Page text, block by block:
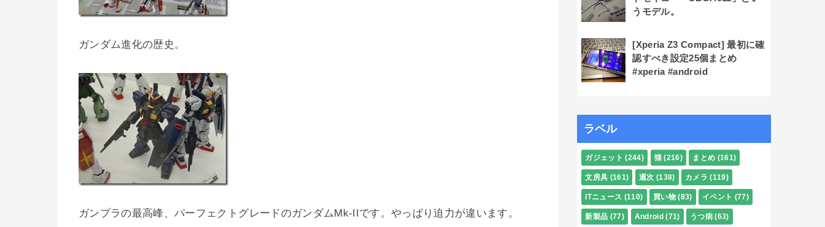
ガンダム進化の歴史。
ガンプラの最高峰、パーフェクトグレードのガンダムMk-IIです。やっぱり迫力が違います。
うモデル。
[Xperia Z3 Compact] 最初に確
認すべき設定25個まとめ
#xperia #android
ラベル
ガジェット (244) 猫 (216) まとめ (161)
文房具 (161) 週次 (138) カメラ (119)
ITニュース (110) 買い物 (83) イベント (77)
新製品 (77) Android (71) うつ病 (63)